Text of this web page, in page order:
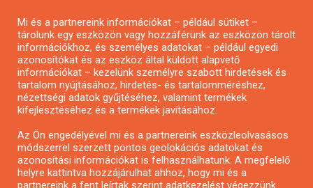
Pályázatírás civil szervezeteknek
Pályázatírás önkormányzatoknak
Pályázatfigyelés
Specifikus pályázatfigyelés vagy hírlevél
Pályázatok magánszemélyeknek
Mi és a partnereink információkat – például sütiket –
tárolunk egy eszközön vagy hozzáférünk az eszközön tárolt
információkhoz, és személyes adatokat – például egyedi
azonosítókat és az eszköz által küldött alapvető
információkat – kezelünk személyre szabott hirdetések és
tartalom nyújtásához, hirdetés- és tartalomméréshez,
nézettségi adatok gyűjtéséhez, valamint termékek
kifejlesztéséhez és a termékek javításához.
Az Ön engedélyével mi és a partnereink eszközleolvasásos
módszerrel szerzett pontos geolokációs adatokat és
azonosítási információkat is felhasználhatunk. A megfelelő
helyre kattintva hozzájárulhat ahhoz, hogy mi és a
partnereink a fent leírtak szerint adatkezelést végezzünk.